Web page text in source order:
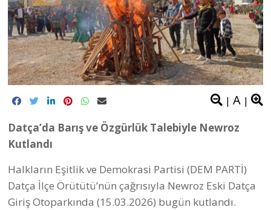
| A |
Datça’da Barış ve Özgürlük Talebiyle Newroz
Kutlandı
Halkların Eşitlik ve Demokrasi Partisi (DEM PARTİ)
Datça İlçe Örütütü’nün çağrısıyla Newroz Eski Datça
Giriş Otoparkında (15.03.2026) bugün kutlandı.